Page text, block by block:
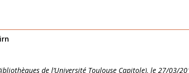
de l’Université Toulouse Capitole), le 27/03/